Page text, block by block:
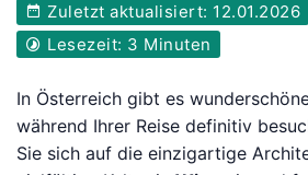
Warum wir?
Jetzt buchen
Zuletzt aktualisiert: 12.01.2026
Lesezeit: 3 Minuten
In Österreich gibt es
während Ihrer Reise definitiv
Sie sich auf die einzigartige